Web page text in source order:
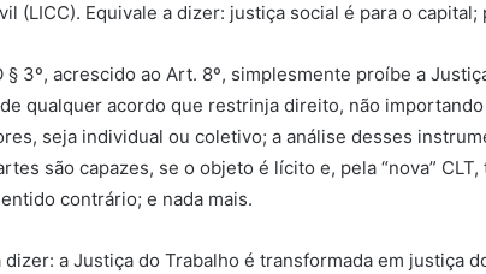
(LICC). Equivale a dizer: justiça social é para o capital;
acrescido ao Art. 8º, simplesmente proíbe a Justiça
qualquer acordo que restrinja direito, não
seja individual ou coletivo; a análise desses
são capazes, se o objeto é lícito e, pela “nova”
contrário; e nada mais.
dizer: a Justiça do Trabalho é transformada em justiça